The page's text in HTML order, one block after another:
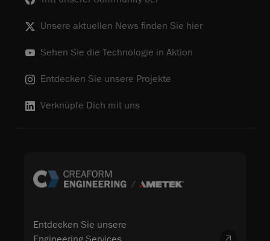
Unsere aktuellen News finden Sie hier
Sehen Sie die Technologie in Aktion
Entdecken Sie unsere Projekte
Verknüpfe Dich mit uns
Entdecken Sie unsere